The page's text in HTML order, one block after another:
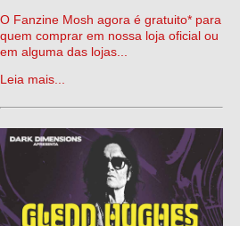
O Fanzine Mosh agora é gratuito* para
quem comprar em nossa loja oficial ou
em alguma das lojas...
Leia mais...